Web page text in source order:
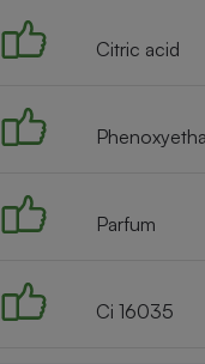
Citric acid
Parfum
Ci 16035